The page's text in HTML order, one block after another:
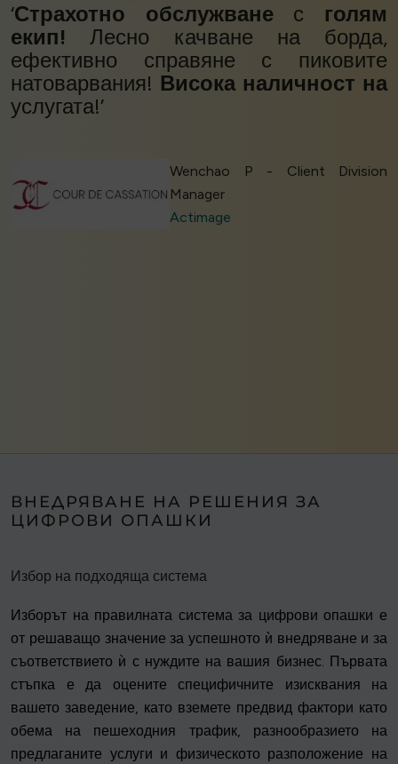
‘Страхотно обслужванес голям
екип! Лесно качване на борда,
ефективно справяне с пиковите
натоварвания! Висока наличност на
услугата!’
Wenchao P - Client Division
Manager
Actimage
ВНЕДРЯВАНЕ НА РЕШЕНИЯ ЗА
ЦИФРОВИ ОПАШКИ
Избор на подходяща система
Изборът на правилната система за цифрови опашки е
от решаващо значение за успешното ѝ внедряване и за
съответствието ѝ с нуждите на вашия бизнес. Първата
стъпка е да оцените специфичните изисквания на
вашето заведение, като вземете предвид фактори като
обема на пешеходния трафик, разнообразието на
предлаганите услуги и физическото разположение на